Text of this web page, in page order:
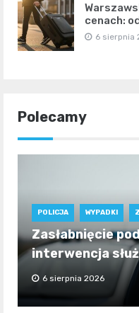
cenach:
6 sierpnia
Polecamy
POLICJA WYPADKI
Zasłabnięcie
interwencja
6 sierpnia 2026